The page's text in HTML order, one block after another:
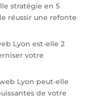
stratégie en 5
réussir une refonte
Lyon est-elle 2
votre
Lyon peut-elle
de votre